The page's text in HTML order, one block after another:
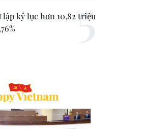
kỷ lục hơn 10,82 triệu